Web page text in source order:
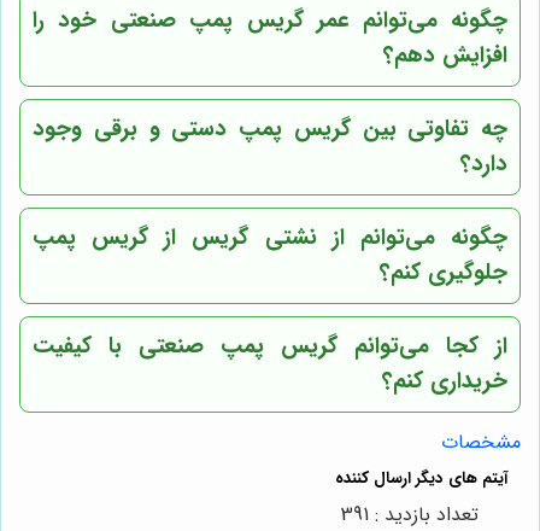
چگونه می‌توانم عمر گریس پمپ صنعتی خود را
افزایش دهم؟
چه تفاوتی بین گریس پمپ دستی و برقی وجود
دارد؟
چگونه می‌توانم از نشتی گریس از گریس پمپ
جلوگیری کنم؟
از کجا می‌توانم گریس پمپ صنعتی با کیفیت
خریداری کنم؟
مشخصات
تعداد بازدید : 391